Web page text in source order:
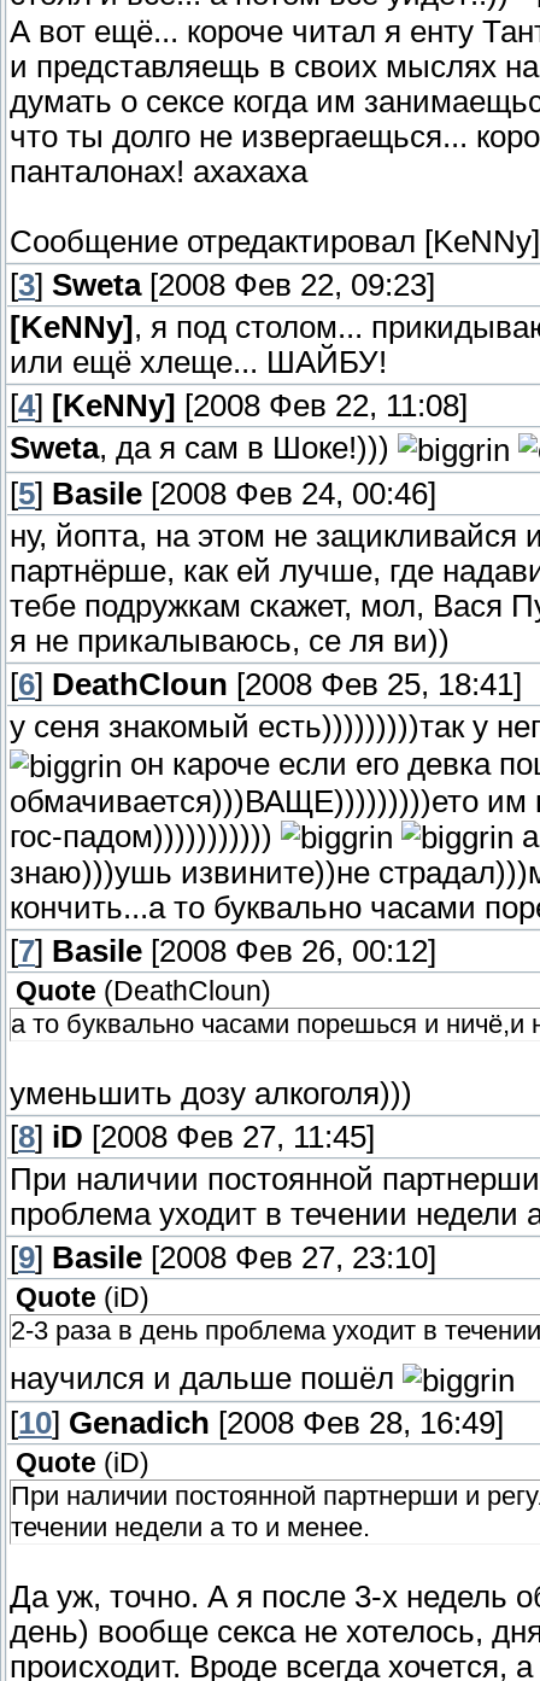
А вот ещё... короче читал я енту
и представляещь в своих мыслях
думать о сексе когда им
что ты долго не извергаещься...
панталонах! ахахаха
Сообщение отредактировал [KeNNy]
[3] Sweta[2008 Фев 22, 09:23]
[KeNNy] , я под столом...
или ещё хлеще... ШАЙБУ!
[4] [KeNNy] [2008 Фев 22, 11:08]
Sweta, да я сам в Шоке!)))
[5] Basile [2008 Фев 24, 00:46]
ну, йопта, на этом не
партнёрше, как ей лучше, где
тебе подружкам скажет, мол, Вася
я не прикалываюсь, се ля ви))
[6] DeathCloun [2008 Фев 25, 18:41]
у сеня знакомый есть)))))))))так у
он кароче если его девка
обмачивается)))ВАЩЕ)))))))))ето им
гос-падом)))))))))))
знаю)))ушь извините))не
кончить...а то буквально часами
[7] Basile [2008 Фев 26, 00:12]
Quote ( DeathCloun)
а то буквально часами порешься и ничё,и
уменьшить дозу алкоголя)))
[8] iD [2008 Фев 27, 11:45]
При наличии постоянной
проблема уходит в течении недели
[9] Basile [2008 Фев 27, 23:10]
Quote (iD)
2-3 раза в день проблема уходит в
научился и дальше пошёл
[10] Genadich [2008 Фев 28, 16:49]
Quote (iD)
При наличии постоянной партнерши и
течении недели а то и менее.
Да уж, точно. А я после 3-х недель
день) вообще секса не хотелось,
происходит. Вроде всегда хочется,